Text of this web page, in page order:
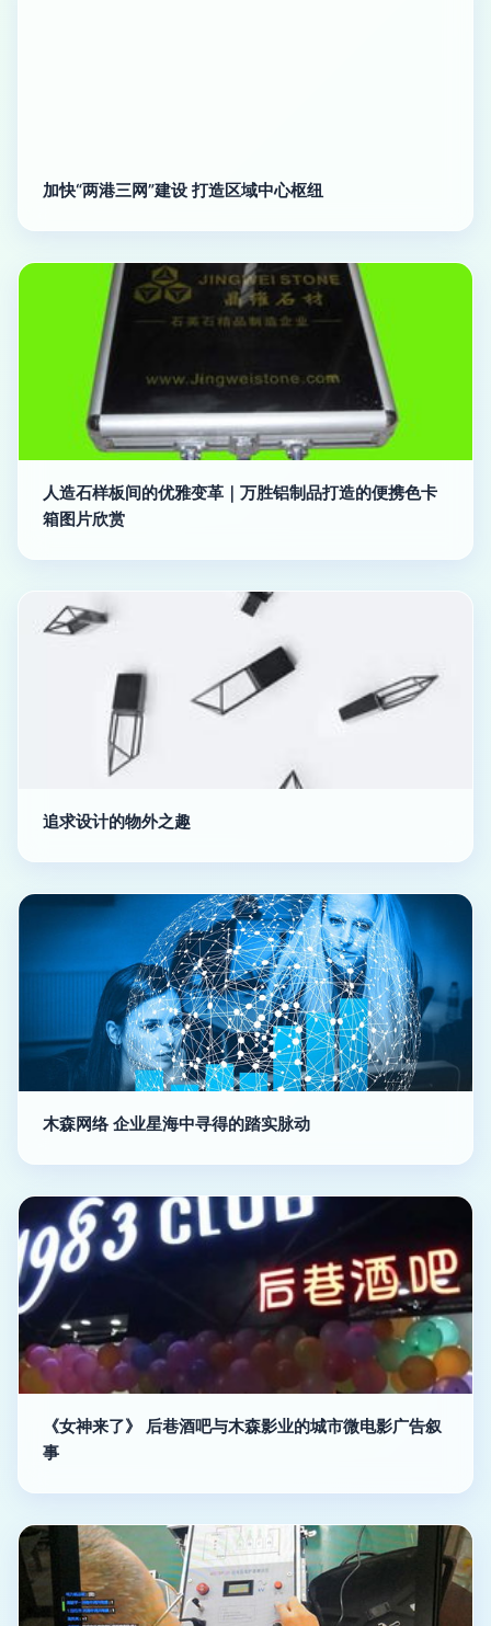
加快“两港三网”建设 打造区域中心枢纽
人造石样板间的优雅变革｜万胜铝制品打造的便携色卡
箱图片欣赏
追求设计的物外之趣
木森网络 企业星海中寻得的踏实脉动
《女神来了》 后巷酒吧与木森影业的城市微电影广告叙
事